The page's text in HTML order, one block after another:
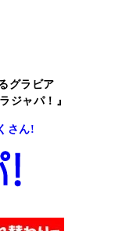
グラビア
ジャパ！』
さん!